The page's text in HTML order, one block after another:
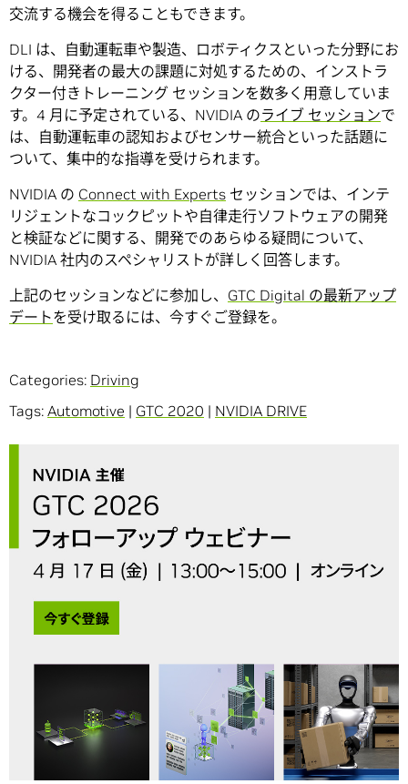
交流する機会を得ることもできます。
DLI は、自動運転車や製造、ロボティクスといった分野にお
ける、開発者の最大の課題に対処するための、インストラ
クター付きトレーニング セッションを数多く用意していま
す。4 月に予定されている、NVIDIA のライブ セッションで
は、自動運転車の認知およびセンサー統合といった話題に
ついて、集中的な指導を受けられます。
NVIDIA の Connect with Experts セッションでは、インテ
リジェントなコックピットや自律走行ソフトウェアの開発
と検証などに関する、開発でのあらゆる疑問について、
NVIDIA 社内のスペシャリストが詳しく回答します。
上記のセッションなどに参加し、 GTC Digital の最新アップ
デートを受け取るには、今すぐご登録を。
Categories: Driving
Tags: Automotive | GTC 2020 | NVIDIA DRIVE